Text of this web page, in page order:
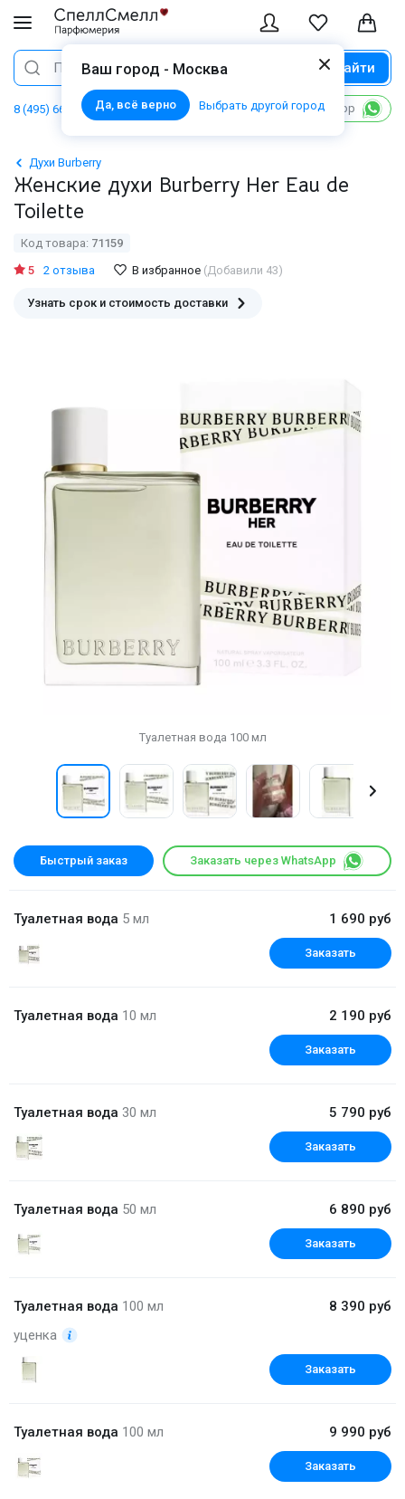
Ваш город - Москва
Да, всё верно Выбрать другой город
Поиск Найти
8 (495) 668 06 02 Написать в WhatsApp
Духи Burberry
Женские духи Burberry Her Eau de
Toilette
Код товара: 71159
5
2 отзыва В избранное (Добавили 43)
Узнать срок и стоимость доставки
Туалетная вода 100 мл
Быстрый заказ Заказать через WhatsApp
Туалетная вода 5 мл 1 690 руб
Заказать
Туалетная вода 10 мл 2 190 руб
Заказать
Туалетная вода 30 мл 5 790 руб
Заказать
Туалетная вода 50 мл 6 890 руб
Заказать
Туалетная вода 100 мл
уценка
8 390 руб
Заказать
Туалетная вода 100 мл 9 990 руб
Заказать